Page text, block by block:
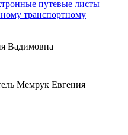
путевые листы
транспортному
Вадимовна
Мемрук Евгения